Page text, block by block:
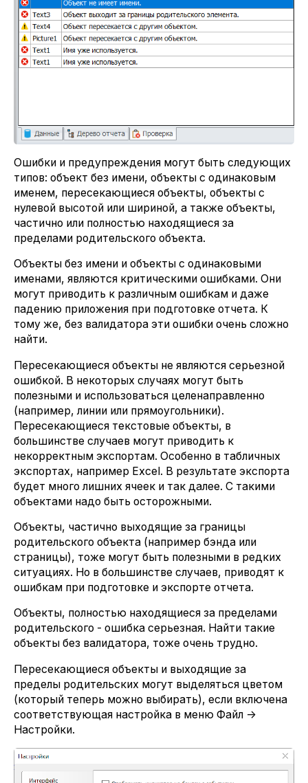
Ошибки и предупреждения могут быть следующих
типов: объект без имени, объекты с одинаковым
именем, пересекающиеся объекты, объекты с
нулевой высотой или шириной, а также объекты,
частично или полностью находящиеся за
пределами родительского объекта.
Объекты без имени и объекты с одинаковыми
именами, являются критическими ошибками. Они
могут приводить к различным ошибкам и даже
падению приложения при подготовке отчета. К
тому же, без валидатора эти ошибки очень сложно
найти.
Пересекающиеся объекты не являются серьезной
ошибкой. В некоторых случаях могут быть
полезными и использоваться целенаправленно
(например, линии или прямоугольники).
Пересекающиеся текстовые объекты, в
большинстве случаев могут приводить к
некорректным экспортам. Особенно в табличных
экспортах, например Excel. В результате экспорта
будет много лишних ячеек и так далее. С такими
объектами надо быть осторожными.
Объекты, частично выходящие за границы
родительского объекта (например бэнда или
страницы), тоже могут быть полезными в редких
ситуациях. Но в большинстве случаев, приводят к
ошибкам при подготовке и экспорте отчета.
Объекты, полностью находящиеся за пределами
родительского - ошибка серьезная. Найти такие
объекты без валидатора, тоже очень трудно.
Пересекающиеся объекты и выходящие за
пределы родительских могут выделяться цветом
(который теперь можно выбирать), если включена
соответствующая настройка в меню Файл ->
Настройки.